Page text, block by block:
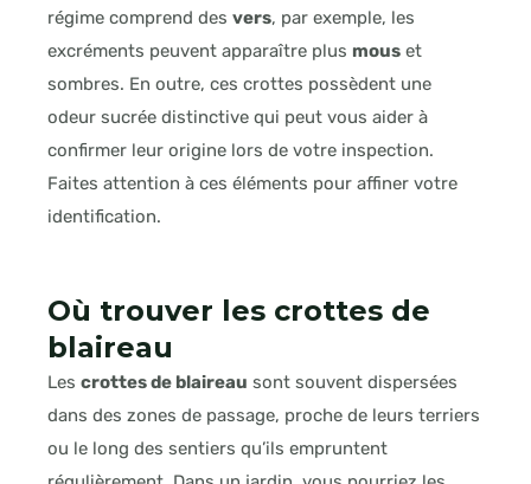
régime comprend des vers, par exemple, les
excréments peuvent apparaître plus mous et
sombres. En outre, ces crottes possèdent une
odeur sucrée distinctive qui peut vous aider à
confirmer leur origine lors de votre inspection.
Faites attention à ces éléments pour affiner votre
identification.
Où trouver les crottes de
blaireau
Les crottes de blaireau sont souvent dispersées
dans des zones de passage, proche de leurs terriers
ou le long des sentiers qu’ils empruntent